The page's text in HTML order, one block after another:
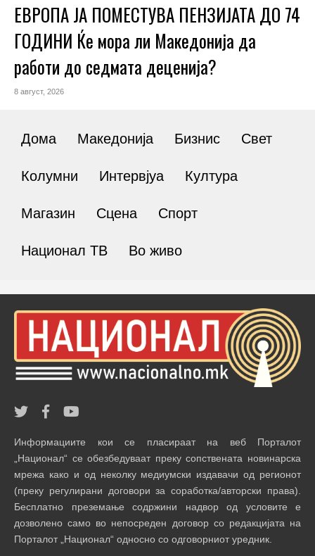
ЕВРОПА ЈА ПОМЕСТУВА ПЕНЗИЈАТА ДО 74
ГОДИНИ Ќе мора ли Македонија да
работи до седмата деценија?
8 август, 2026
Дома Македонија Бизнис Свет
Колумни Интервјуа Култура
Магазин Сцена Спорт
Национал ТВ Во живо
Информациите кои се пласираат на веб Порталот
„Национал“ се обезбедуваат преку сопствената новинарска
мрежа како и од неколку медиумски издавачи од регионот
(преку регулирани договори за соработка/авторски права).
Бесплатно преземање содржини надвор од условите е
дозволено само во непосреден договор со редакцијата на
Порталот „Национал“ односно со одговорниот уредник.